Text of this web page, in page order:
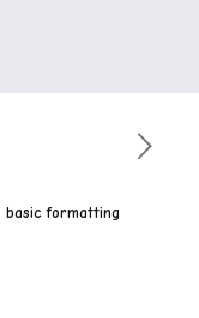
formatting